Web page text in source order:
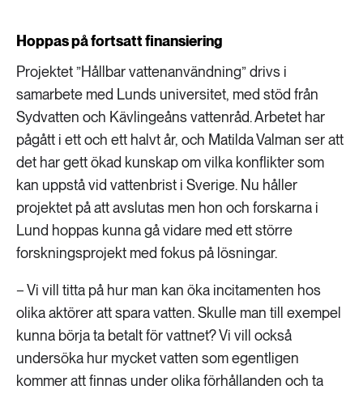
Hoppas på fortsatt finansiering
Projektet ”Hållbar vattenanvändning” drivs i
samarbete med Lunds universitet, med stöd från
Sydvatten och Kävlingeåns vattenråd. Arbetet har
pågått i ett och ett halvt år, och Matilda Valman ser att
det har gett ökad kunskap om vilka konflikter som
kan uppstå vid vattenbrist i Sverige. Nu håller
projektet på att avslutas men hon och forskarna i
Lund hoppas kunna gå vidare med ett större
forskningsprojekt med fokus på lösningar.
− Vi vill titta på hur man kan öka incitamenten hos
olika aktörer att spara vatten. Skulle man till exempel
kunna börja ta betalt för vattnet? Vi vill också
undersöka hur mycket vatten som egentligen
kommer att finnas under olika förhållanden och ta